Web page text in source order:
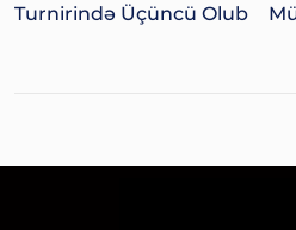
Turnirində Üçüncü Olub